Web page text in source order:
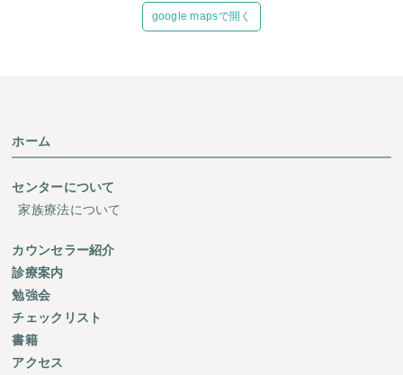
google mapsで開く
ホーム
センターについて
家族療法について
カウンセラー紹介
診療案内
勉強会
チェックリスト
書籍
アクセス